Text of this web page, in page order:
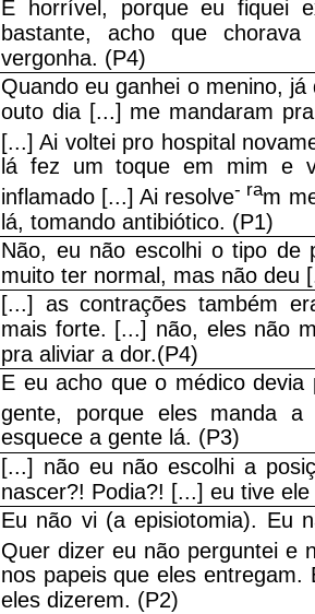
É horrível, porque eu fiquei
bastante, acho que
vergonha. (P4)
Quando eu ganhei o menino,
outo dia [...] me mandaram
[...] Ai voltei pro hospital
lá fez um toque em mim e
inflamado [...] Ai resolve- ram
lá, tomando antibiótico. (P1)
Não, eu não escolhi o tipo de
muito ter normal, mas não deu
[...] as contrações também
mais forte. [...] não, eles não
pra aliviar a dor.(P4)
E eu acho que o médico devia
gente, porque eles manda a
esquece a gente lá. (P3)
[...] não eu não escolhi a
nascer?! Podia?! [...] eu tive
Eu não vi (a episiotomia). Eu
Quer dizer eu não perguntei e
nos papeis que eles
eles dizerem. (P2)